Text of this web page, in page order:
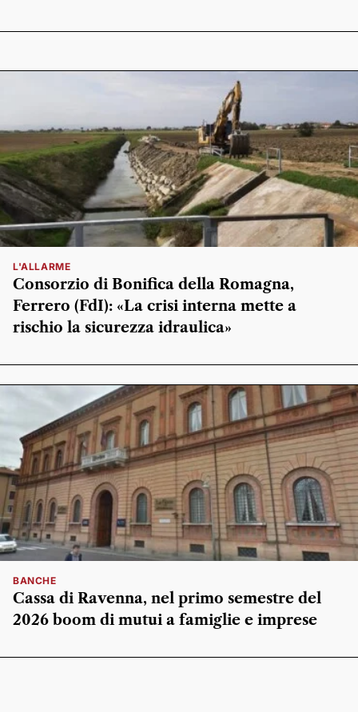
L'ALLARME
Consorzio di Bonifica della Romagna,
Ferrero (FdI): «La crisi interna mette a
rischio la sicurezza idraulica»
BANCHE
Cassa di Ravenna, nel primo semestre del
2026 boom di mutui a famiglie e imprese